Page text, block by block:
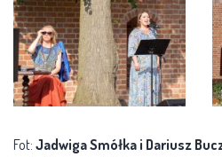
Fot: Jadwiga Smółka i Dariusz